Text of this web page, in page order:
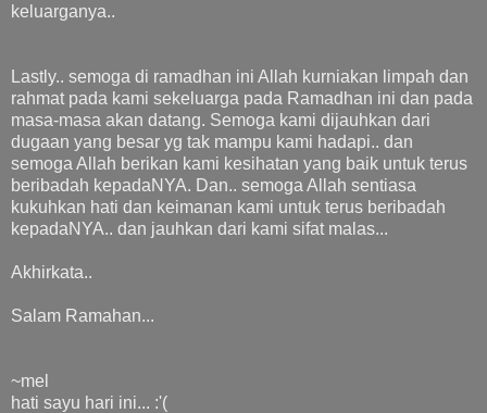
keluarganya..
Lastly.. semoga di ramadhan ini Allah kurniakan limpah dan
rahmat pada kami sekeluarga pada Ramadhan ini dan pada
masa-masa akan datang. Semoga kami dijauhkan dari
dugaan yang besar yg tak mampu kami hadapi.. dan
semoga Allah berikan kami kesihatan yang baik untuk terus
beribadah kepadaNYA. Dan.. semoga Allah sentiasa
kukuhkan hati dan keimanan kami untuk terus beribadah
kepadaNYA.. dan jauhkan dari kami sifat malas...
Akhirkata..
Salam Ramahan...
~mel
hati sayu hari ini... :'(